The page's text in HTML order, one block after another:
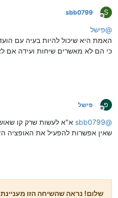
S
מנותק
sbb0799
@פישל
האמת היא שיכול להיות בעיה עם
כי הם לא מאשרים שיחות ועידה אם
פ
מנותק
פישל
@
sbb0799 א"א לעשות שרק קו
שאין אפשרות להפעיל את האופציה
שלום! נראה שהשיחה הזו מעניינת